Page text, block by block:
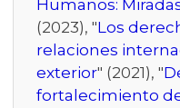
Humanos:
(2023), "Los
relaciones
exterior" (2021), "
fortalecimiento